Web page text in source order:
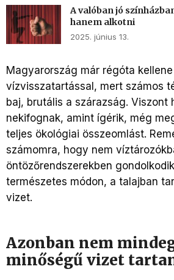
A valóban jó
hanem alkotni
2025. június 13.
Magyarország már régóta
vízvisszatartással, mert számos
baj, brutális a szárazság. Viszont
nekifognak, amint ígérik, még
teljes ökológiai összeomlást.
számomra, hogy nem
öntözőrendszerekben
természetes módon, a talajban
vizet.
Azonban nem
minőségű vizet